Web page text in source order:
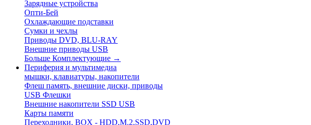
Зарядные устройства
Опти-Бей
Охлаждающие подставки
Сумки и чехлы
Приводы DVD, BLU-RAY
Внешние приводы USB
Больше Комплектующие →
Периферия и мультимедиа
мышки, клавиатуры, накопители
Флеш память, внешние диски, приводы
USB Флешки
Внешние накопители SSD USB
Карты памяти
Переходники, BOX - HDD,M.2,SSD,DVD